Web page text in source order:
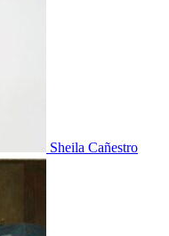
Sheila Cañestro